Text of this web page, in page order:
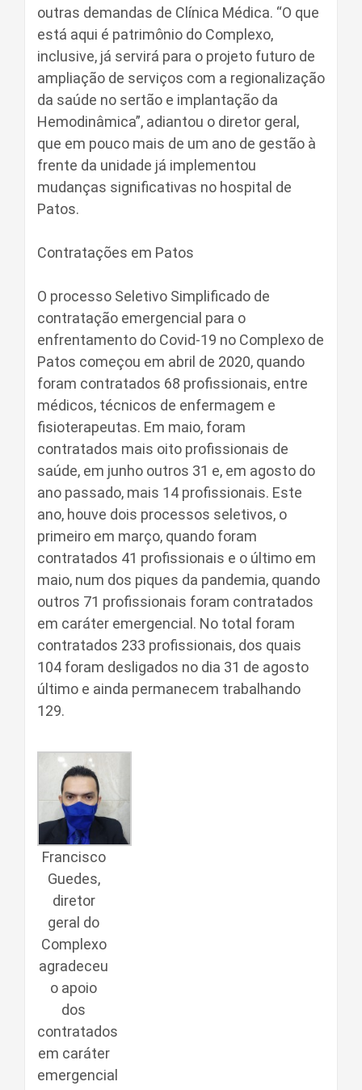
outras demandas de Clínica Médica. “O que
está aqui é patrimônio do Complexo,
inclusive, já servirá para o projeto futuro de
ampliação de serviços com a regionalização
da saúde no sertão e implantação da
Hemodinâmica”, adiantou o diretor geral,
que em pouco mais de um ano de gestão à
frente da unidade já implementou
mudanças significativas no hospital de
Patos.
Contratações em Patos
O processo Seletivo Simplificado de
contratação emergencial para o
enfrentamento do Covid-19 no Complexo de
Patos começou em abril de 2020, quando
foram contratados 68 profissionais, entre
médicos, técnicos de enfermagem e
fisioterapeutas. Em maio, foram
contratados mais oito profissionais de
saúde, em junho outros 31 e, em agosto do
ano passado, mais 14 profissionais. Este
ano, houve dois processos seletivos, o
primeiro em março, quando foram
contratados 41 profissionais e o último em
maio, num dos piques da pandemia, quando
outros 71 profissionais foram contratados
em caráter emergencial. No total foram
contratados 233 profissionais, dos quais
104 foram desligados no dia 31 de agosto
último e ainda permanecem trabalhando
129.
Francisco
Guedes,
diretor
geral do
Complexo
agradeceu
o apoio
dos
contratados
em caráter
emergencial